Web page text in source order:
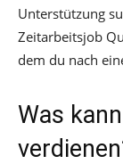
Unterstützung
Zeitarbeitsjob
dem du nach
Was